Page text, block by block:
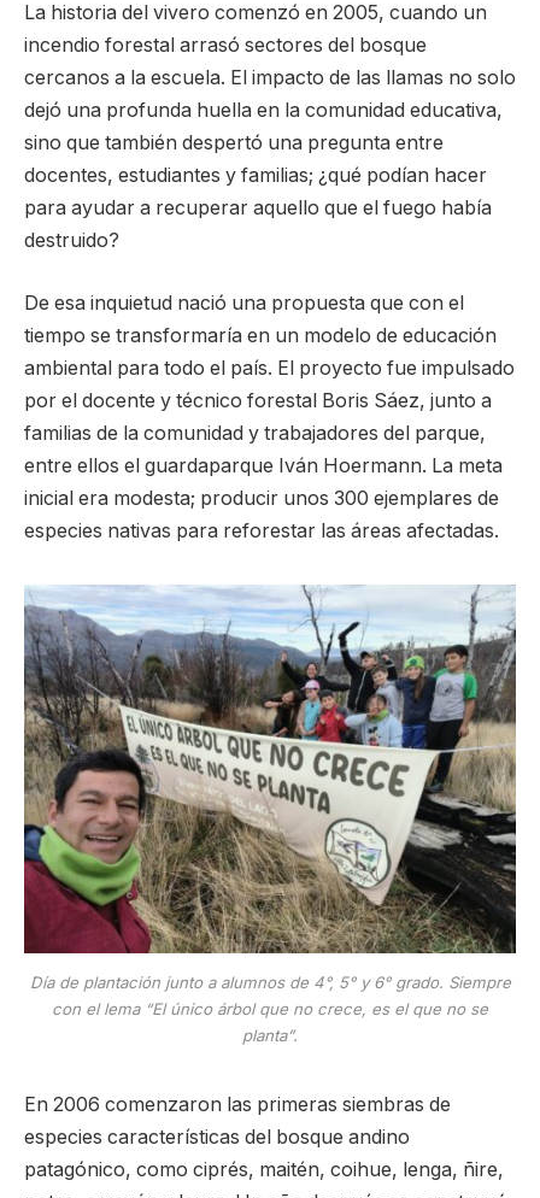
La historia del vivero comenzó en 2005, cuando un
incendio forestal arrasó sectores del bosque
cercanos a la escuela. El impacto de las llamas no solo
dejó una profunda huella en la comunidad educativa,
sino que también despertó una pregunta entre
docentes, estudiantes y familias; ¿qué podían hacer
para ayudar a recuperar aquello que el fuego había
destruido?
De esa inquietud nació una propuesta que con el
tiempo se transformaría en un modelo de educación
ambiental para todo el país. El proyecto fue impulsado
por el docente y técnico forestal Boris Sáez, junto a
familias de la comunidad y trabajadores del parque,
entre ellos el guardaparque Iván Hoermann. La meta
inicial era modesta; producir unos 300 ejemplares de
especies nativas para reforestar las áreas afectadas.
Día de plantación junto a alumnos de 4°, 5° y 6° grado. Siempre
con el lema “El único árbol que no crece, es el que no se
planta”.
En 2006 comenzaron las primeras siembras de
especies características del bosque andino
patagónico, como ciprés, maitén, coihue, lenga, ñire,